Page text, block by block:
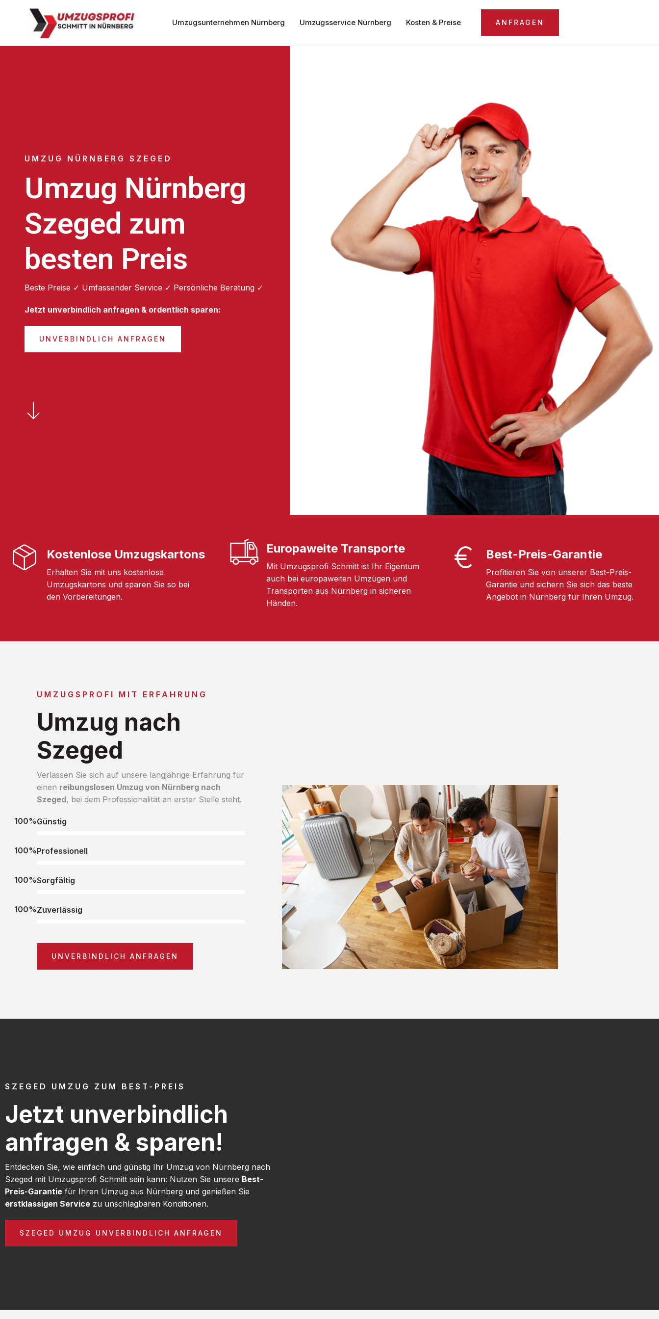
Umzugsunternehmen Nürnberg Umzugsservice Nürnberg Kosten & Preise ANFRAGEN
UMZUG NÜRNBERG SZEGED
Umzug Nürnberg
Szeged zum
besten Preis
Beste Preise ✓ Umfassender Service ✓ Persönliche Beratung ✓
Jetzt unverbindlich anfragen & ordentlich sparen:
UNVERBINDLICH ANFRAGEN
Kostenlose Umzugskartons
Erhalten Sie mit uns kostenlose
Umzugskartons und sparen Sie so bei
den Vorbereitungen.
Europaweite Transporte
Mit Umzugsprofi Schmitt ist Ihr Eigentum
auch bei europaweiten Umzügen und
Transporten aus Nürnberg in sicheren
Händen.
Best-Preis-Garantie
Profitieren Sie von unserer Best-Preis-
Garantie und sichern Sie sich das beste
Angebot in Nürnberg für Ihren Umzug.
UMZUGSPROFI MIT ERFAHRUNG
Umzug nach
Szeged
Verlassen Sie sich auf unsere langjährige Erfahrung für
einen reibungslosen Umzug von Nürnberg nach
Szeged, bei dem Professionalität an erster Stelle steht.
Günstig
100%
Professionell
100%
Sorgfältig
100%
Zuverlässig
100%
UNVERBINDLICH ANFRAGEN
SZEGED UMZUG ZUM BEST-PREIS
Jetzt unverbindlich
anfragen & sparen!
Entdecken Sie, wie einfach und günstig Ihr Umzug von Nürnberg nach
Szeged mit Umzugsprofi Schmitt sein kann: Nutzen Sie unsere Best-
Preis-Garantie für Ihren Umzug aus Nürnberg und genießen Sie
erstklassigen Service zu unschlagbaren Konditionen.
SZEGED UMZUG UNVERBINDLICH ANFRAGEN